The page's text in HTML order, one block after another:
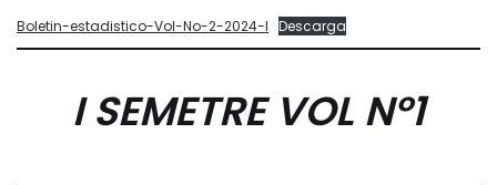
Boletin-estadistico-Vol-No-2-2024-I Descarga
I SEMETREVOL Nº1